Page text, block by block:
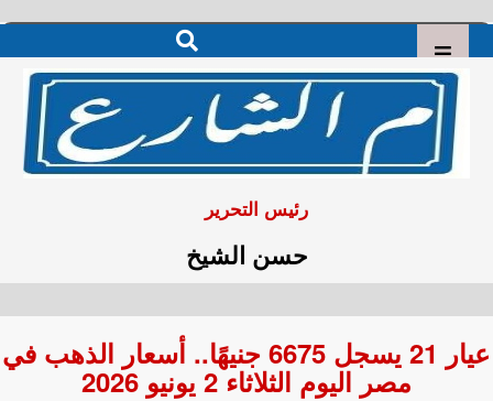
رئيس التحرير
حسن الشيخ
عيار 21 يسجل 6675 جنيهًا.. أسعار الذهب في
مصر اليوم الثلاثاء 2 يونيو 2026